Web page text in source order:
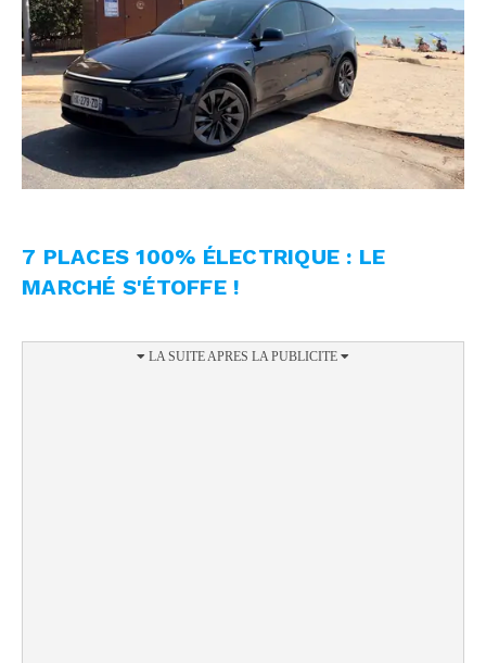
7 PLACES 100% ÉLECTRIQUE : LE
MARCHÉ S'ÉTOFFE !